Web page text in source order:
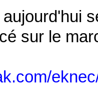
sur le